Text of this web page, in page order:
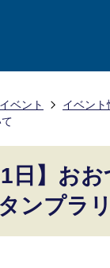
ベント イベント
日】お
ンプラ